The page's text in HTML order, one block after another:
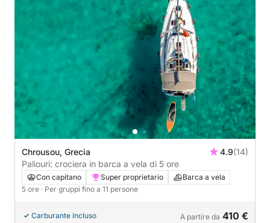
Chrousou, Grecia 4.9(14)
Paliouri: crociera in barca a vela di 5 ore
Con capitano Super proprietario
Barca a vela
5 ore · Per gruppi fino a 11 persone
Carburante incluso A partire da 410 €